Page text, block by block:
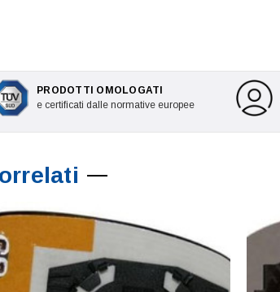
PRODOTTI OMOLOGATI
e certificati dalle normative europee